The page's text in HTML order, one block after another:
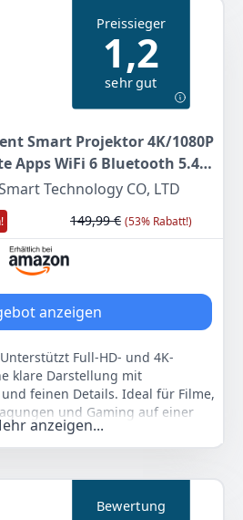
Preissieger
1,2
sehr gut
Smart Projektor 4K/1080P
Apps WiFi 6 Bluetooth 5.4
Niedriges
bietet
Raum
Technology CO, LTD
149,99 € (53% Rabatt!)
anzeigen
Full-HD- und 4K-
klare Darstellung mit
feinen Details. Ideal für Filme,
und Gaming auf einer
Die automatische
kann die Schärfe präzise
anzeigen...
Bewertung